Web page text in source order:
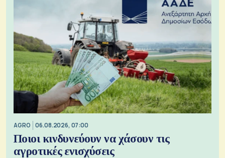
AGRO 06.08.2026, 07:00
Ποιοι κινδυνεύουν να χάσουν τις
αγροτικές ενισχύσεις